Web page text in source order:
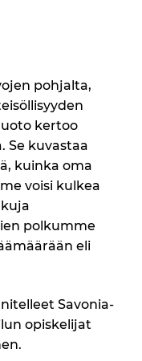
pohjalta,
kertoo
Se kuvastaa
kuinka oma
voisi kulkea
polkumme
eli
Savonia-
opiskelijat